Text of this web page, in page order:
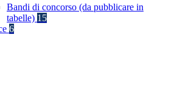
Bandi di concorso (da pubblicare in
tabelle) 15
6